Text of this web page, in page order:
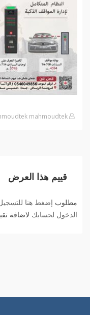
قييم هذا العرض
مطلوب إضغط هنا
الدخول لحسابك لاضافة